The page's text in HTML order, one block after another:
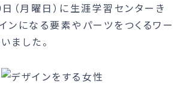
（月曜日）に生涯学習センターき
ンになる要素やパーツをつくるワー
ました。